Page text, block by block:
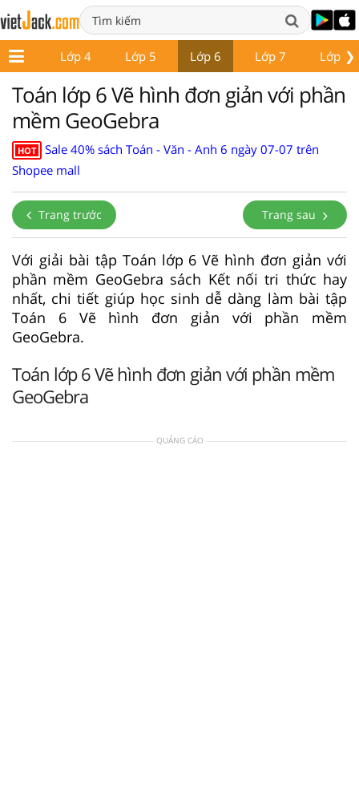
❯
3 Lớp 4 Lớp 5 Lớp 6 Lớp 7 Lớp 8
Toán lớp 6 Vẽ hình đơn giản với phần
mềm GeoGebra
HOT
Sale 40% sách Toán - Văn - Anh 6 ngày 07-07 trên
Shopee mall
Trang trước Trang sau
Với giải bài tập Toán lớp 6 Vẽ hình đơn giản với
phần mềm GeoGebra sách Kết nối tri thức hay
nhất, chi tiết giúp học sinh dễ dàng làm bài tập
Toán 6 Vẽ hình đơn giản với phần mềm
GeoGebra.
Toán lớp 6 Vẽ hình đơn giản với phần mềm
GeoGebra
QUẢNG CÁO